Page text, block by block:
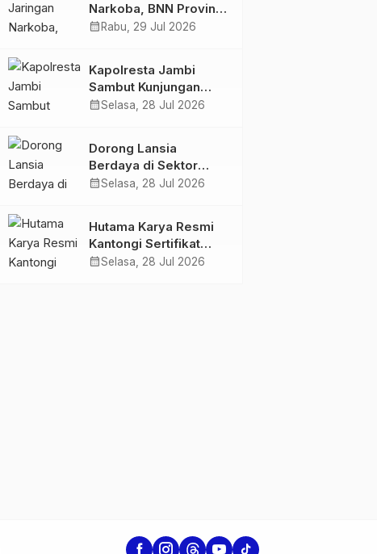
Narkoba, BNN Provinsi
Jambi dan Bea Cukai
Butir Ekstasi dan 146
Gram Sabu
calendar_month Rabu, 29 Jul 2026
Kapolresta Jambi
Sambut Kunjungan
Ketua dan Pengurus
Kolaborasi
calendar_monthSelasa, 28 Jul 2026
Dorong Lansia
Berdaya di Sektor
Hijau, Pertamina EP
Eco-Print
calendar_monthSelasa, 28 Jul 2026
Hutama Karya Resmi
Kantongi Sertifikat
Persetujuan Laik
calendar_monthSelasa, 28 Jul 2026